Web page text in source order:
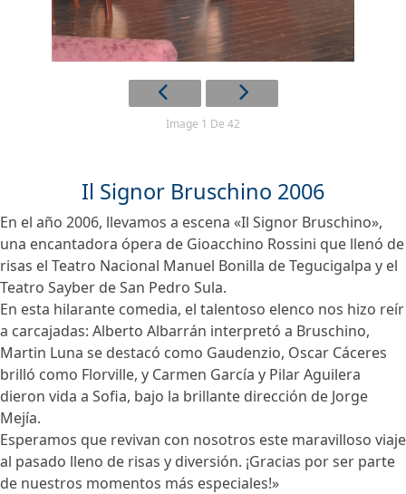
Image 1 De 42
Il Signor Bruschino 2006
En el año 2006, llevamos a escena «Il Signor Bruschino»,
una encantadora ópera de Gioacchino Rossini que llenó de
risas el Teatro Nacional Manuel Bonilla de Tegucigalpa y el
Teatro Sayber de San Pedro Sula.
En esta hilarante comedia, el talentoso elenco nos hizo reír
a carcajadas: Alberto Albarrán interpretó a Bruschino,
Martin Luna se destacó como Gaudenzio, Oscar Cáceres
brilló como Florville, y Carmen García y Pilar Aguilera
dieron vida a Sofia, bajo la brillante dirección de Jorge
Mejía.
Esperamos que revivan con nosotros este maravilloso viaje
al pasado lleno de risas y diversión. ¡Gracias por ser parte
de nuestros momentos más especiales!»